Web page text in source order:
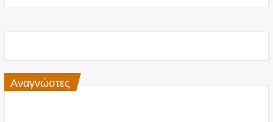
Αναγνώστες